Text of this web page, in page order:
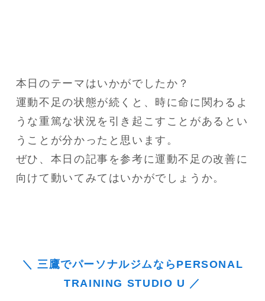
本日のテーマはいかがでしたか？
運動不足の状態が続くと、時に命に関わるよ
うな重篤な状況を引き起こすことがあるとい
うことが分かったと思います。
ぜひ、本日の記事を参考に運動不足の改善に
向けて動いてみてはいかがでしょうか。
＼ 三鷹でパーソナルジムならPERSONAL
TRAINING STUDIO U ／